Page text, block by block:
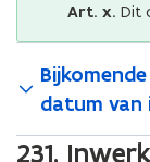
Art. x. Dit
datum
231.